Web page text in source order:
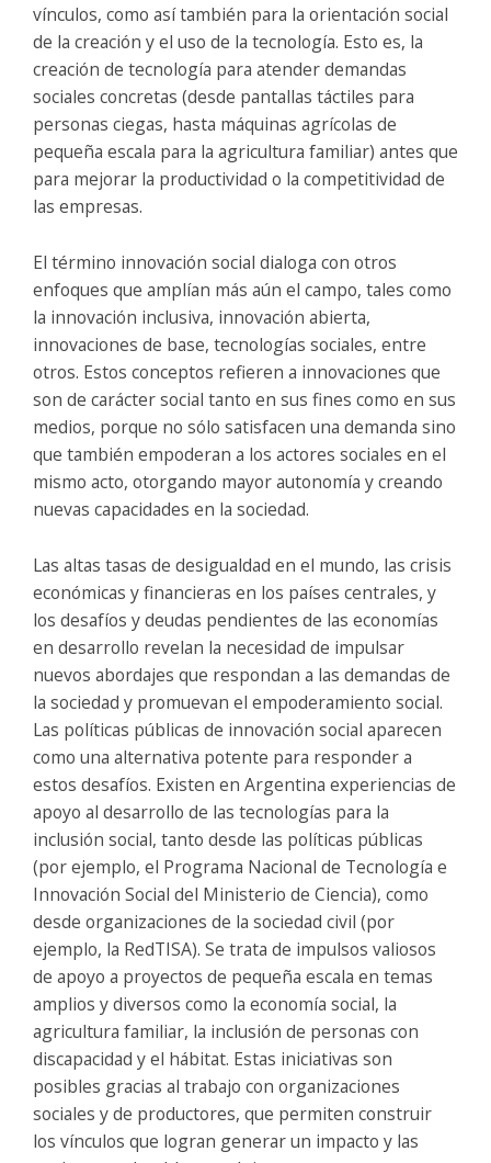
vínculos, como así también para la orientación social
de la creación y el uso de la tecnología. Esto es, la
creación de tecnología para atender demandas
sociales concretas (desde pantallas táctiles para
personas ciegas, hasta máquinas agrícolas de
pequeña escala para la agricultura familiar) antes que
para mejorar la productividad o la competitividad de
las empresas.
El término innovación social dialoga con otros
enfoques que amplían más aún el campo, tales como
la innovación inclusiva, innovación abierta,
innovaciones de base, tecnologías sociales, entre
otros. Estos conceptos refieren a innovaciones que
son de carácter social tanto en sus fines como en sus
medios, porque no sólo satisfacen una demanda sino
que también empoderan a los actores sociales en el
mismo acto, otorgando mayor autonomía y creando
nuevas capacidades en la sociedad.
Las altas tasas de desigualdad en el mundo, las crisis
económicas y financieras en los países centrales, y
los desafíos y deudas pendientes de las economías
en desarrollo revelan la necesidad de impulsar
nuevos abordajes que respondan a las demandas de
la sociedad y promuevan el empoderamiento social.
Las políticas públicas de innovación social aparecen
como una alternativa potente para responder a
estos desafíos. Existen en Argentina experiencias de
apoyo al desarrollo de las tecnologías para la
inclusión social, tanto desde las políticas públicas
(por ejemplo, el Programa Nacional de Tecnología e
Innovación Social del Ministerio de Ciencia), como
desde organizaciones de la sociedad civil (por
ejemplo, la RedTISA). Se trata de impulsos valiosos
de apoyo a proyectos de pequeña escala en temas
amplios y diversos como la economía social, la
agricultura familiar, la inclusión de personas con
discapacidad y el hábitat. Estas iniciativas son
posibles gracias al trabajo con organizaciones
sociales y de productores, que permiten construir
los vínculos que logran generar un impacto y las